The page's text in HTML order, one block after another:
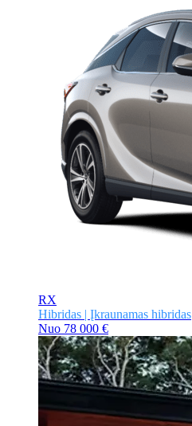
RX
Hibridas | Įkraunamas hibridas
Nuo 78 000 €